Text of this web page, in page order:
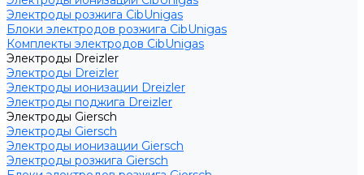
Электроды розжига CibUnigas
Блоки электродов розжига CibUnigas
Комплекты электродов CibUnigas
Электроды Dreizler
Электроды Dreizler
Электроды ионизации Dreizler
Электроды поджига Dreizler
Электроды Giersch
Электроды Giersch
Электроды ионизации Giersch
Электроды розжига Giersch